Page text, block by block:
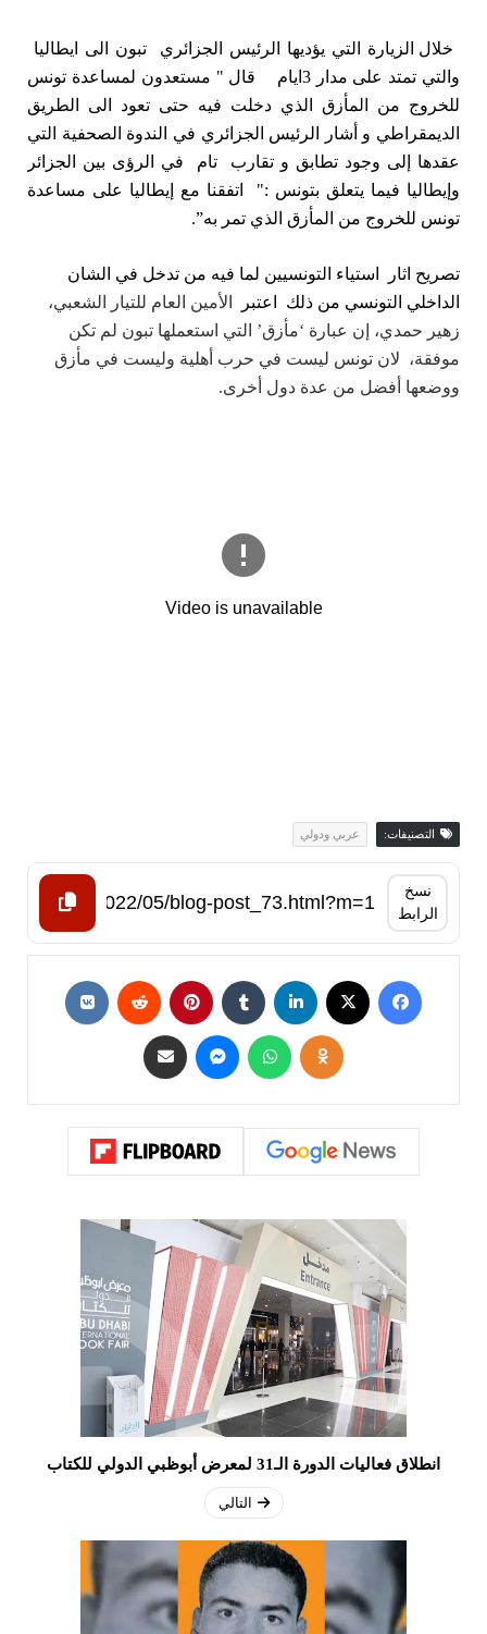
خلال الزيارة التي يؤديها الرئيس الجزائري تبون الى ايطاليا
والتي تمتد على مدار 3ايام قال "
مستعدون لمساعدة تونس
للخروج من المأزق الذي دخلت فيه حتى تعود الى الطريق
الديمقراطي و أشار الرئيس الجزائري في الندوة الصحفية التي
عقدها إلى وجود تطابق و تقارب تام في الرؤى بين الجزائر
وإيطاليا فيما يتعلق بتونس :" اتفقنا مع إيطاليا على مساعدة
تونس للخروج من المأزق الذي تمر به”.
تصريح اثار استياء التونسيين لما فيه من تدخل في الشان
الداخلي التونسي من ذلك اعتبر
الأمين العام للتيار الشعبي،
زهير حمدي، إن عبارة ‘مأزق’ التي استعملها تبون لم تكن
موفقة، لان تونس ليست في حرب أهلية وليست في مأزق
ووضعها أفضل من عدة دول أخرى.
التصنيفات: عربي ودولي
نسخ
الرابط
انطلاق فعاليات الدورة الـ31 لمعرض أبوظبي الدولي للكتاب
التالي